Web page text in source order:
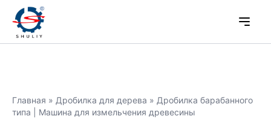
Главная » Дробилка для дерева » Дробилка барабанного
типа | Машина для измельчения древесины